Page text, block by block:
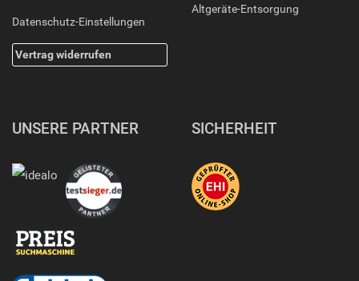
Datenschutz-Einstellungen
Vertrag widerrufen
Altgeräte-Entsorgung
UNSERE PARTNER SICHERHEIT